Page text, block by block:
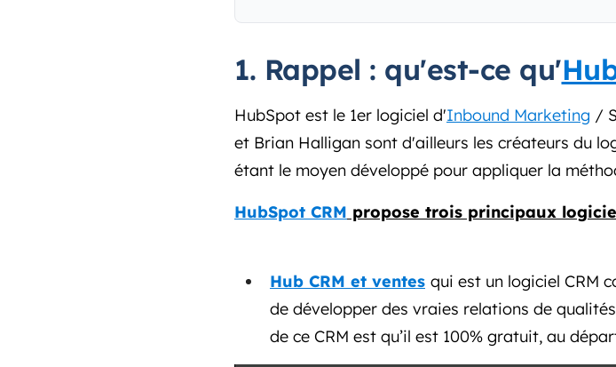
1. Rappel : qu'est-ce qu'
HubSpot est le 1er logiciel d'Inbound Marketing /
et Brian Halligan sont d'ailleurs les créateurs du
étant le moyen développé pour appliquer la
HubSpot CRM propose trois principaux
Hub CRM et ventes qui est un logiciel CRM
de développer des vraies relations de
de ce CRM est qu’il est 100% gratuit, au